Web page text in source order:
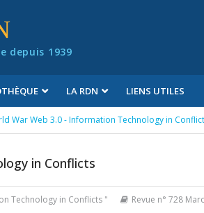
depuis 1939
LA RDN LIENS UTILES
War Web 3.0 - Information Technology in
in Conflicts
Technology in Conflicts " Revue n° 728